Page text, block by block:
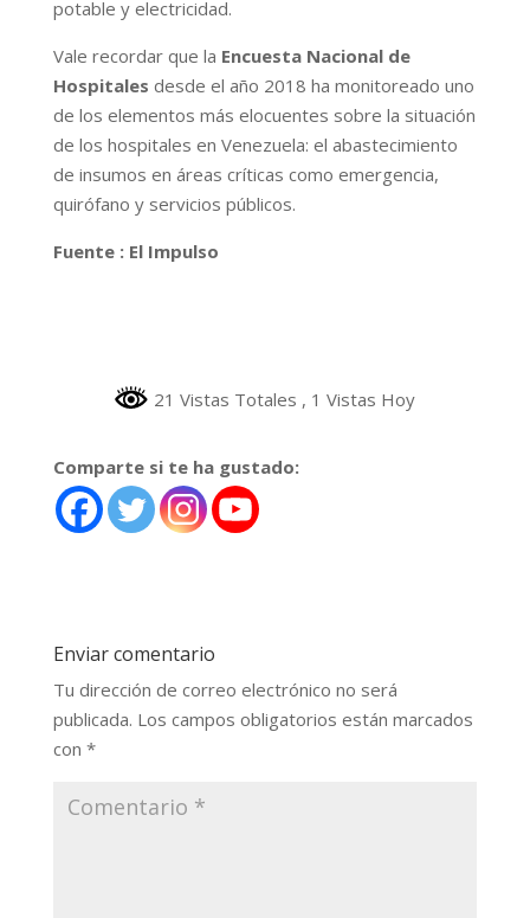
potable y electricidad.
Vale recordar que la Encuesta Nacional de
Hospitales desde el año 2018 ha monitoreado uno
de los elementos más elocuentes sobre la situación
de los hospitales en Venezuela: el abastecimiento
de insumos en áreas críticas como emergencia,
quirófano y servicios públicos.
Fuente : El Impulso
21 Vistas Totales , 1 Vistas Hoy
Comparte si te ha gustado:
Enviar comentario
Tu dirección de correo electrónico no será
publicada. Los campos obligatorios están marcados
con *